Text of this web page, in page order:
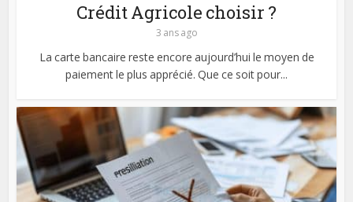
Crédit Agricole choisir ?
3 ans ago
La carte bancaire reste encore aujourd’hui le moyen de
paiement le plus apprécié. Que ce soit pour...